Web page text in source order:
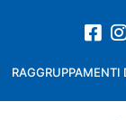
RAGGRUPPAMENTI